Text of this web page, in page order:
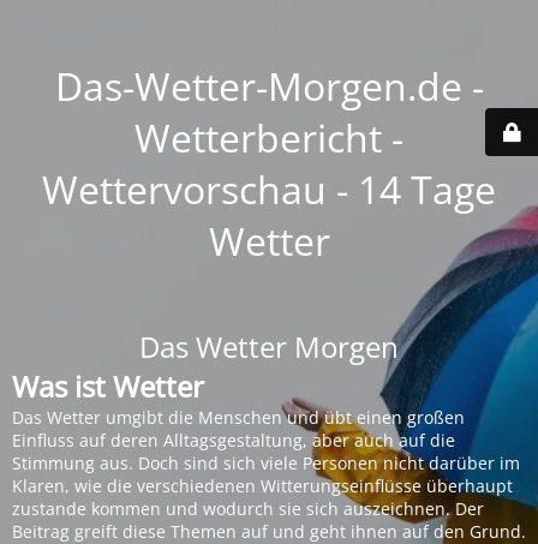
Das-Wetter-Morgen.de -
Wetterbericht -
Wettervorschau - 14 Tage
Wetter
Das Wetter Morgen
Was ist Wetter
Das Wetter umgibt die Menschen und übt einen großen
Einfluss auf deren Alltagsgestaltung, aber auch auf die
Stimmung aus. Doch sind sich viele Personen nicht darüber im
Klaren, wie die verschiedenen Witterungseinflüsse überhaupt
zustande kommen und wodurch sie sich auszeichnen. Der
Beitrag greift diese Themen auf und geht ihnen auf den Grund.